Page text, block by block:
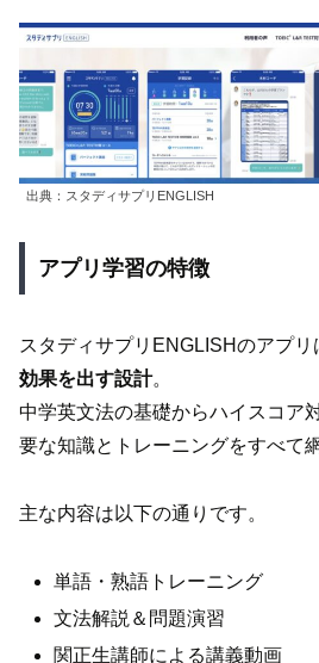
出典：スタディサプリENGLISH
アプリ学習の特徴
スタディサプリENGLISHのアプリ
効果を出す設計。
中学英文法の基礎からハイスコア
要な知識とトレーニングをすべて
主な内容は以下の通りです。
単語・熟語トレーニング
文法解説＆問題演習
関正生講師による講義動画